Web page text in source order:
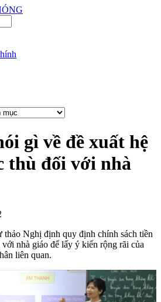
gì về đề xuất hệ
thù đối với nhà
Nghị định quy định chính sách tiền
nhà giáo để lấy ý kiến rộng rãi của
liên quan.